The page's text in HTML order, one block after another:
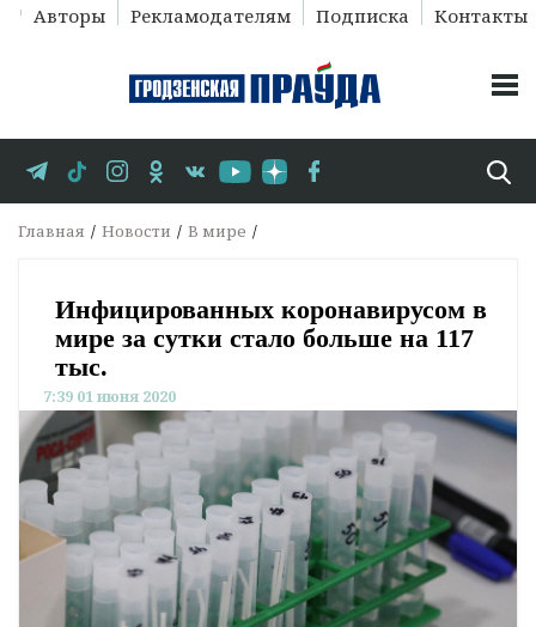
Авторы Рекламодателям Подписка Контакты
Главная Новости В мире
Инфицированных коронавирусом в
мире за сутки стало больше на 117
тыс.
7:39 01 июня 2020